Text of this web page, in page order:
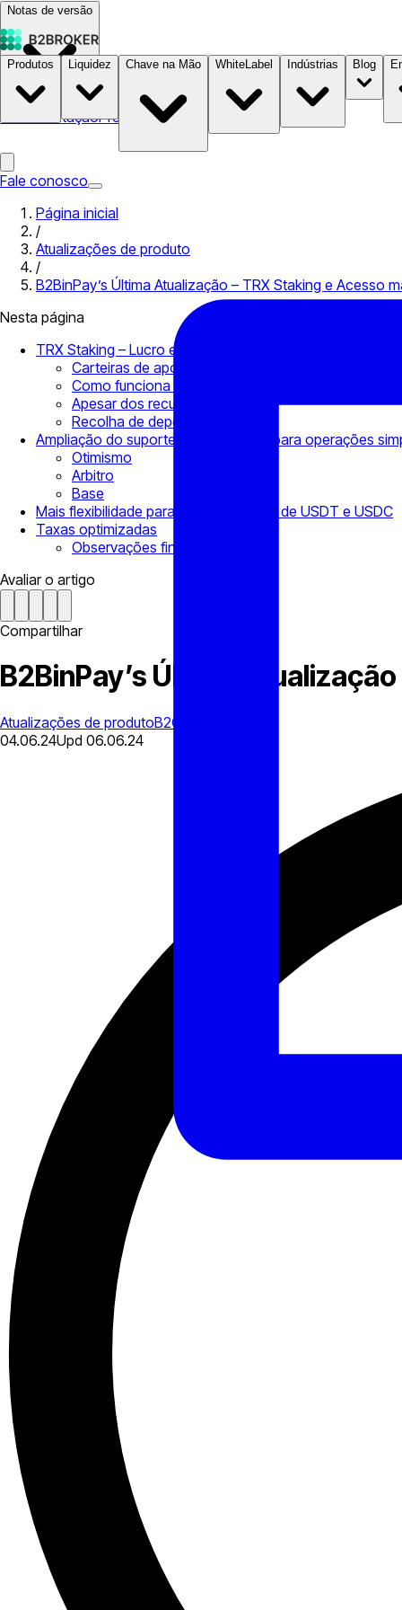
Notas de versão
DocumentaçãoPreços B2STORE
Produtos Liquidez Chave na Mão WhiteLabel Indústrias Blog
Fale conosco
Página inicial
/
Atualizações de produto
/
B2BinPay’s Última Atualização – TRX Staking e Acesso
Nesta página
TRX Staking – Lucro enquanto processa as transacções!
Carteiras de apostas
Como funciona o TRX Staking na B2BINPAY
Apesar dos recursos
Recolha de depósitos
Ampliação do suporte de blockchain para operações
Otimismo
Arbitro
Base
Mais flexibilidade para as transacções de USDT e USDC
Taxas optimizadas
Observações finais
Avaliar o artigo
Compartilhar
B2BinPay’s Última
Atualizações de produtoB2CONNECT
04.06.24Upd 06.06.24